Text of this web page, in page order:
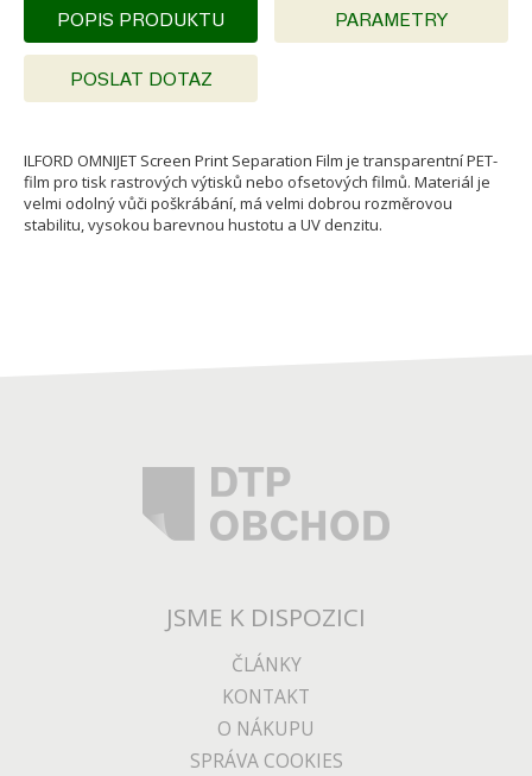
POPIS PRODUKTU PARAMETRY
POSLAT DOTAZ
ILFORD OMNIJET Screen Print Separation Film je transparentní PET-
film pro tisk rastrových výtisků nebo ofsetových filmů. Materiál je
velmi odolný vůči poškrábání, má velmi dobrou rozměrovou
stabilitu, vysokou barevnou hustotu a UV denzitu.
JSME K DISPOZICI
ČLÁNKY
KONTAKT
O NÁKUPU
SPRÁVA COOKIES